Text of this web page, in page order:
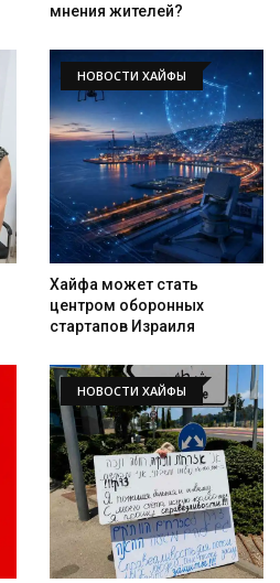
Искать
мнения жителей?
НОВОСТИ ХАЙФЫ
Хайфа может стать
центром оборонных
стартапов Израиля
НОВОСТИ ХАЙФЫ